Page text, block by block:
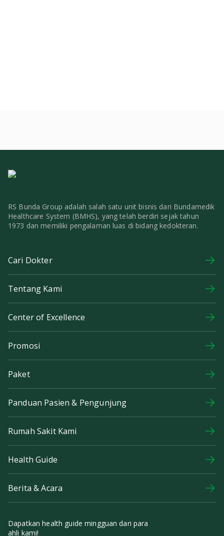
RS Bunda Group adalah salah satu unit bisnis dari Bundamedik
Healthcare System (BMHS), yang telah berdiri sejak tahun
1973 dan memiliki pengalaman luas di bidang kedokteran.
Cari Dokter
Tentang Kami
Center of Excellence
Promosi
Paket
Panduan Pasien & Pengunjung
Rumah Sakit Kami
Health Guide
Berita & Acara
Dapatkan health guide mingguan dari para
ahli kami!